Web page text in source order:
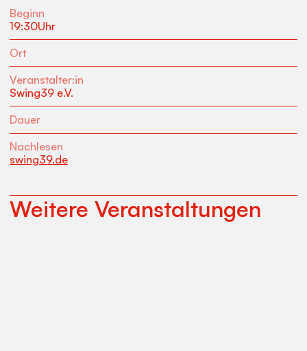
Beginn
19:30Uhr
Ort
Veranstalter:in
Swing39 e.V.
Dauer
Nachlesen
swing39.de
Weitere Veranstaltungen